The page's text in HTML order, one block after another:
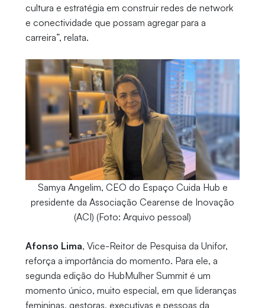
cultura e estratégia em construir redes de network
e conectividade que possam agregar para a
carreira”, relata.
Samya Angelim, CEO do Espaço Cuida Hub e
presidente da Associação Cearense de Inovação
(ACI) (Foto: Arquivo pessoal)
Afonso Lima, Vice-Reitor de Pesquisa da Unifor,
reforça a importância do momento. Para ele, a
segunda edição do HubMulher Summit é um
momento único, muito especial, em que lideranças
femininas, gestoras, executivas e pessoas da